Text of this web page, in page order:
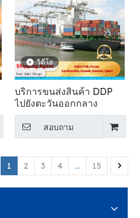
วิดีโอ
บริการขนส่งสินค้า DDP
ไปยังตะวันออกกลาง
สอบถาม
1 2 3 4 ... 15